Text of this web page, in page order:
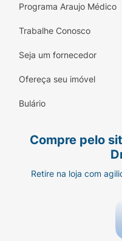
Programa Araujo Médico
Trabalhe Conosco
Seja um fornecedor
Ofereça seu imóvel
Bulário
Compre pelo
Retire na loja com